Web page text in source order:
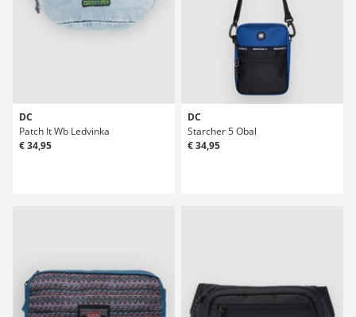
DC
Patch It Wb Ledvinka
€ 34,95
DC
Starcher 5 Obal
€ 34,95